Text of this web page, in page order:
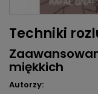
Techniki
miękkich
Autorzy: